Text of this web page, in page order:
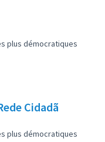
plus démocratiques
Cidadã
plus démocratiques